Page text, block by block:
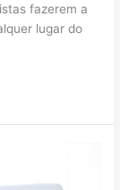
fazerem a
lugar do